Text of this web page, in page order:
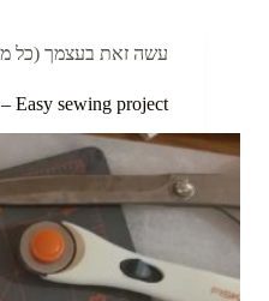
עשה זאת בעצמך (כל
Easy sewing project